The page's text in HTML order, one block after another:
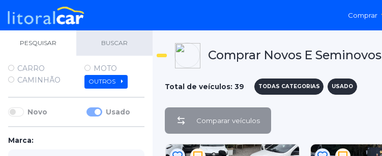
Comprar
PESQUISAR BUSCAR
CARRO
MOTO
CAMINHÃO
OUTROS
Novo Usado
Marca:
Comprar Novos E Seminovos
Total de veículos: 39 TODAS CATEGORIAS USADO
Comparar veículos